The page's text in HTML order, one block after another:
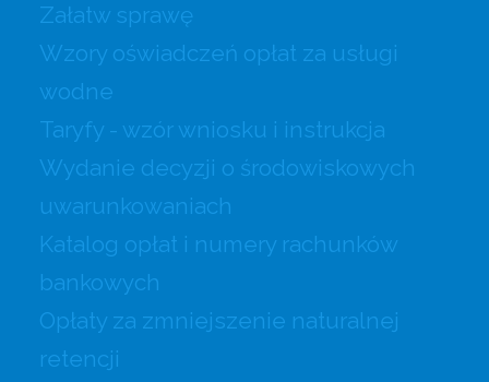
Załatw sprawę
Wzory oświadczeń opłat za usługi
wodne
Taryfy - wzór wniosku i instrukcja
Wydanie decyzji o środowiskowych
uwarunkowaniach
Katalog opłat i numery rachunków
bankowych
Opłaty za zmniejszenie naturalnej
retencji